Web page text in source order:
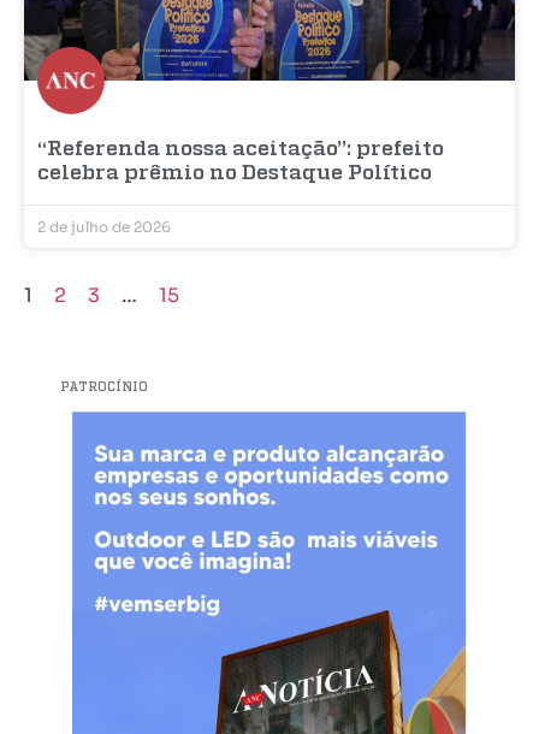
“Referenda nossa aceitação”: prefeito
celebra prêmio no Destaque Político
2 de julho de 2026
1 2 3 … 15
PATROCÍNIO